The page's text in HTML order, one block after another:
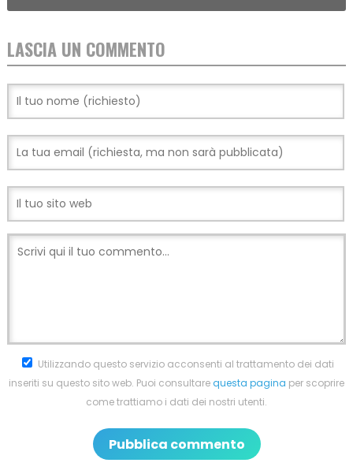
LASCIA UN COMMENTO
Utilizzando questo servizio acconsenti al trattamento dei dati
inseriti su questo sito web. Puoi consultarequesta pagina per scoprire
come trattiamo i dati dei nostri utenti.